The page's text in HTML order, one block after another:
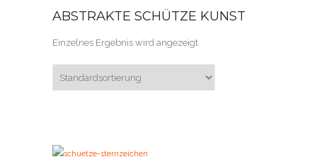
ABSTRAKTE SCHÜTZE KUNST
Einzelnes Ergebnis wird angezeigt